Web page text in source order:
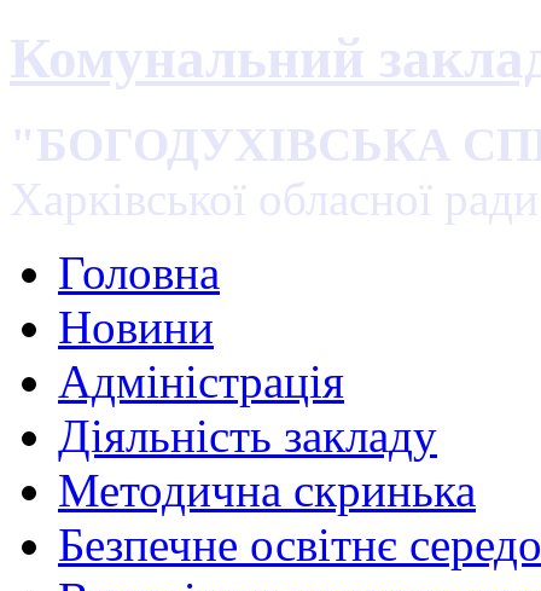
Комунальний
"БОГОДУХІВСЬКА
Харківської обласної ради
Головна
Новини
Адміністрація
Діяльність закладу
Методична скринька
Безпечне освітнє